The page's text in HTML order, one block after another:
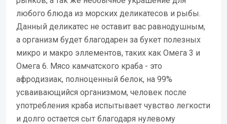
любого блюда из морских деликатесов и рыбы.
Данный деликатес не оставит вас равнодушным,
а организм будет благодарен за букет полезных
микро и макро эллементов, таких как Омега 3 и
Омега 6. Мясо камчатского краба - это
афродизиак, полноценный белок, на 99%
усваивающийся организмом, человек после
употребления краба испытывает чувство легкости
и долго остается сыт благодаря нулевому